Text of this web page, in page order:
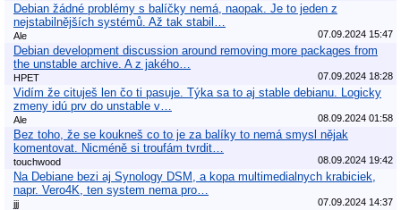
Debian žádné problémy s balíčky nemá, naopak. Je to jeden z
nejstabilnějších systémů. Až tak stabil…
Ale 07.09.2024 15:47
Debian development discussion around removing more packages from
the unstable archive. A z jakého…
HPET 07.09.2024 18:28
Vidím že cituješ len čo ti pasuje. Týka sa to aj stable debianu. Logicky
zmeny idú prv do unstable v…
Ale 08.09.2024 01:58
Bez toho, že se koukneš co to je za balíky to nemá smysl nějak
komentovat. Nicméně si troufám tvrdit…
touchwood 08.09.2024 19:42
Na Debiane bezi aj Synology DSM, a kopa multimedialnych krabiciek,
napr. Vero4K, ten system nema pro…
jjj 07.09.2024 14:37